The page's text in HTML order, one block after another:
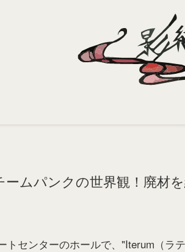
ームパンクの世界観！廃材
トセンターのホールで、"Iterum（ラ